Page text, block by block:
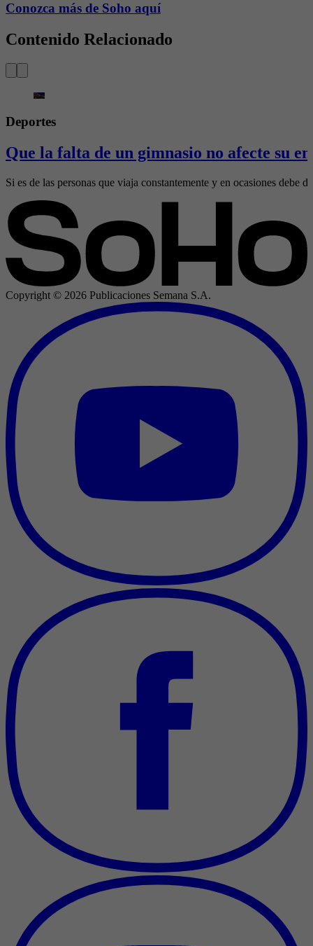
Conozca más de Soho aquí
Contenido Relacionado
Deportes
Que la falta de un gimnasio no afecte su
Si es de las personas que viaja constantemente y en ocasiones debe
Copyright © 2026 Publicaciones Semana S.A.